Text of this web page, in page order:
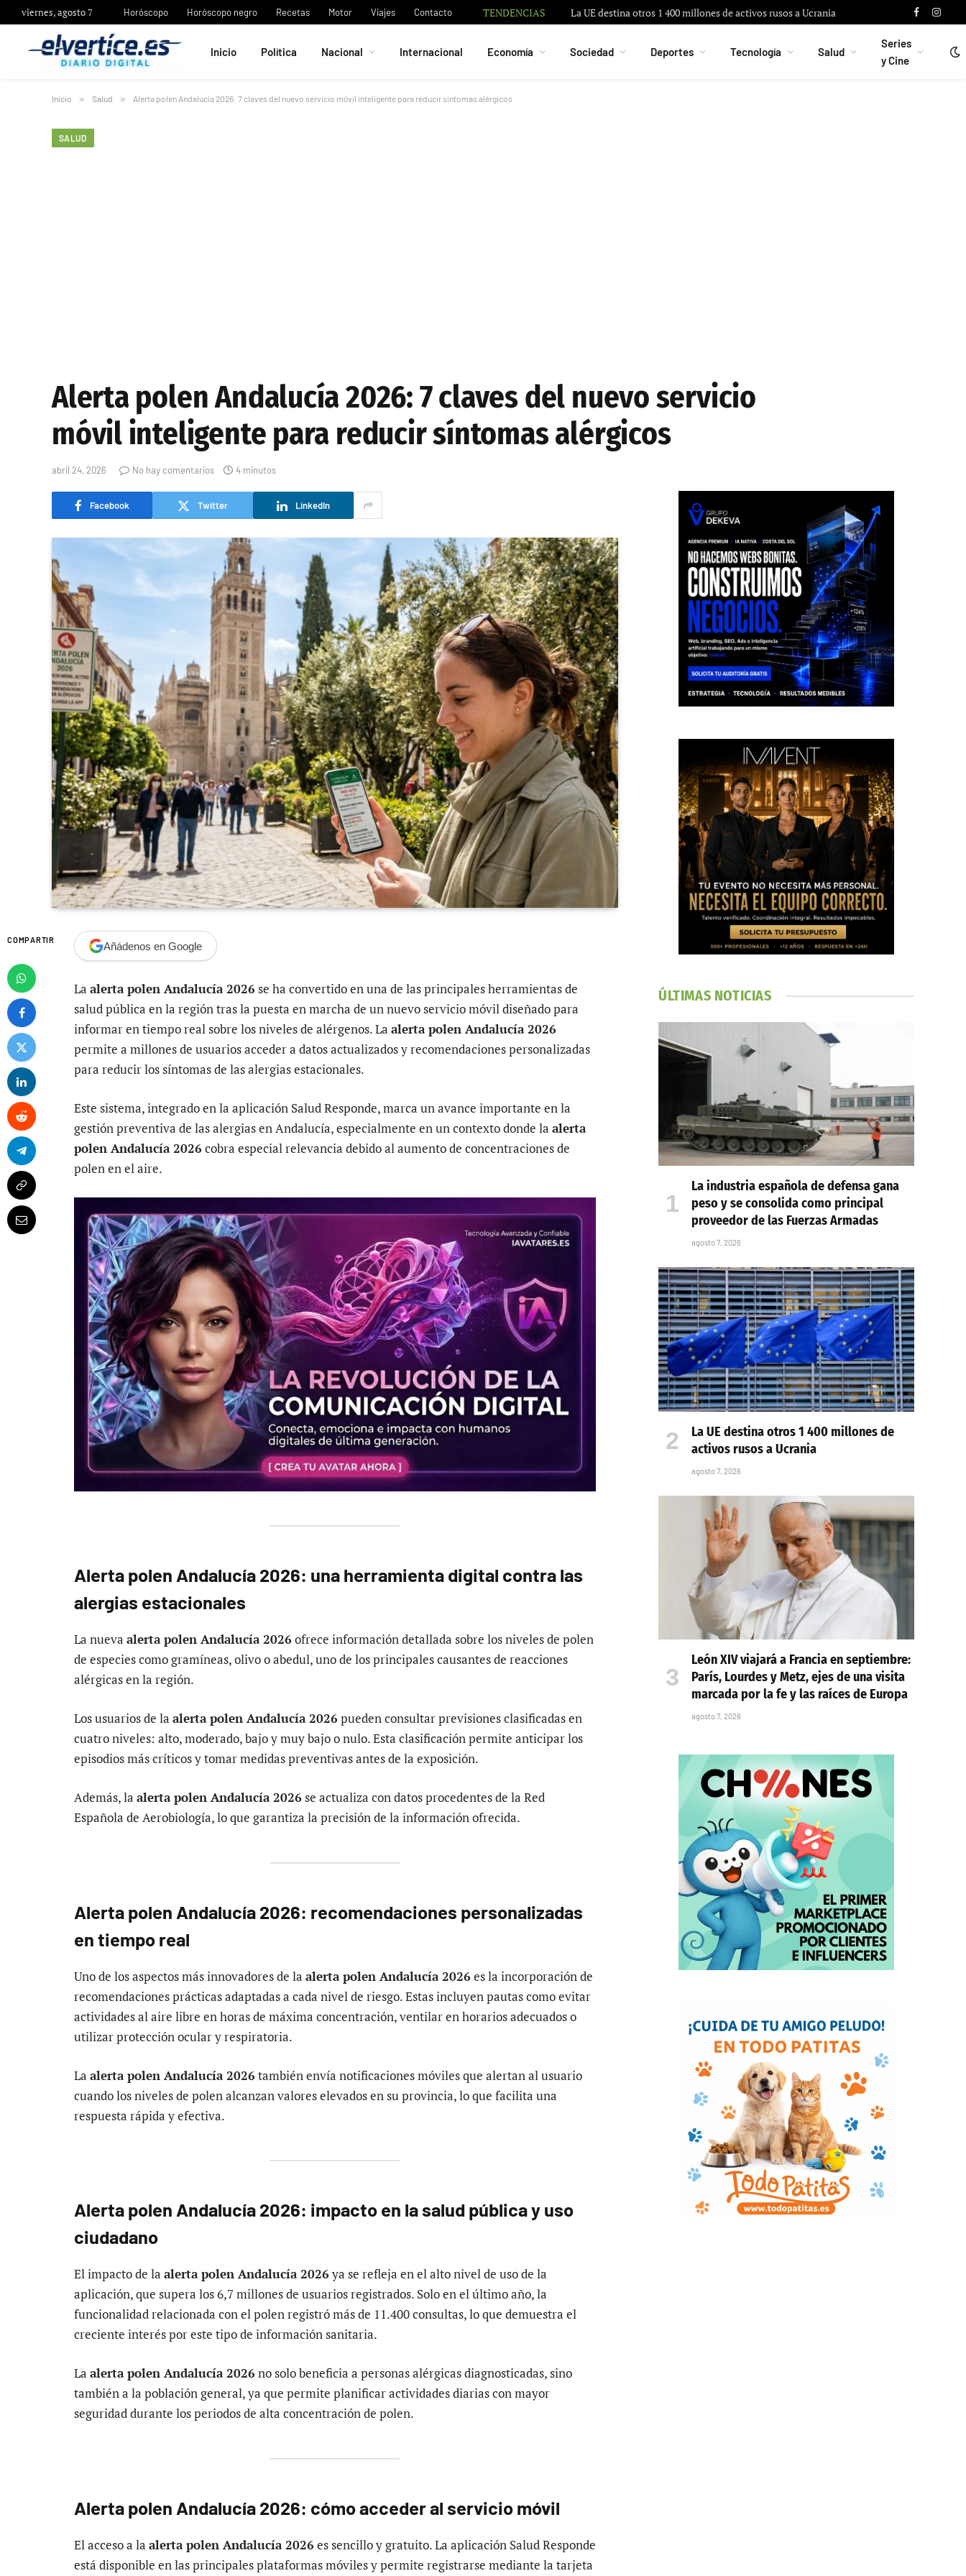
viernes, agosto 7 Horóscopo Horóscopo negro Recetas Motor Viajes Contacto TENDENCIAS La UE destina otros 1 400 millones de activos rusos a Ucrania Facebook
Inicio Política Nacional Internacional Economía Sociedad Deportes Tecnología Salud
Series
y Cine
Inicio » Salud » Alerta polen Andalucía 2026: 7 claves del nuevo servicio móvil inteligente para reducir síntomas alérgicos
SALUD
Alerta polen Andalucía 2026: 7 claves del nuevo servicio
móvil inteligente para reducir síntomas alérgicos
abril 24, 2026 No hay comentarios 4 minutos
Facebook Twitter LinkedIn
COMPARTIR Añádenos en Google
La alerta polen Andalucía 2026 se ha convertido en una de las principales herramientas de
salud pública en la región tras la puesta en marcha de un nuevo servicio móvil diseñado para
informar en tiempo real sobre los niveles de alérgenos. La alerta polen Andalucía 2026
permite a millones de usuarios acceder a datos actualizados y recomendaciones personalizadas
para reducir los síntomas de las alergias estacionales.
Este sistema, integrado en la aplicación Salud Responde, marca un avance importante en la
gestión preventiva de las alergias en Andalucía, especialmente en un contexto donde la alerta
polen Andalucía 2026 cobra especial relevancia debido al aumento de concentraciones de
polen en el aire.
Alerta polen Andalucía 2026: una herramienta digital contra las
alergias estacionales
La nueva alerta polen Andalucía 2026 ofrece información detallada sobre los niveles de polen
de especies como gramíneas, olivo o abedul, uno de los principales causantes de reacciones
alérgicas en la región.
Los usuarios de la alerta polen Andalucía 2026 pueden consultar previsiones clasificadas en
cuatro niveles: alto, moderado, bajo y muy bajo o nulo. Esta clasificación permite anticipar los
episodios más críticos y tomar medidas preventivas antes de la exposición.
Además, la alerta polen Andalucía 2026 se actualiza con datos procedentes de la Red
Española de Aerobiología, lo que garantiza la precisión de la información ofrecida.
Alerta polen Andalucía 2026: recomendaciones personalizadas
en tiempo real
Uno de los aspectos más innovadores de la alerta polen Andalucía 2026 es la incorporación de
recomendaciones prácticas adaptadas a cada nivel de riesgo. Estas incluyen pautas como evitar
actividades al aire libre en horas de máxima concentración, ventilar en horarios adecuados o
utilizar protección ocular y respiratoria.
La alerta polen Andalucía 2026 también envía notificaciones móviles que alertan al usuario
cuando los niveles de polen alcanzan valores elevados en su provincia, lo que facilita una
respuesta rápida y efectiva.
Alerta polen Andalucía 2026: impacto en la salud pública y uso
ciudadano
El impacto de la alerta polen Andalucía 2026 ya se refleja en el alto nivel de uso de la
aplicación, que supera los 6,7 millones de usuarios registrados. Solo en el último año, la
funcionalidad relacionada con el polen registró más de 11.400 consultas, lo que demuestra el
creciente interés por este tipo de información sanitaria.
La alerta polen Andalucía 2026 no solo beneficia a personas alérgicas diagnosticadas, sino
también a la población general, ya que permite planificar actividades diarias con mayor
seguridad durante los periodos de alta concentración de polen.
Alerta polen Andalucía 2026: cómo acceder al servicio móvil
El acceso a la alerta polen Andalucía 2026 es sencillo y gratuito. La aplicación Salud Responde
está disponible en las principales plataformas móviles y permite registrarse mediante la tarjeta
ÚLTIMAS NOTICIAS
La industria española de defensa gana
peso y se consolida como principal
proveedor de las Fuerzas Armadas
agosto 7, 2026
La UE destina otros 1 400 millones de
activos rusos a Ucrania
agosto 7, 2026
León XIV viajará a Francia en septiembre:
París, Lourdes y Metz, ejes de una visita
marcada por la fe y las raíces de Europa
agosto 7, 2026